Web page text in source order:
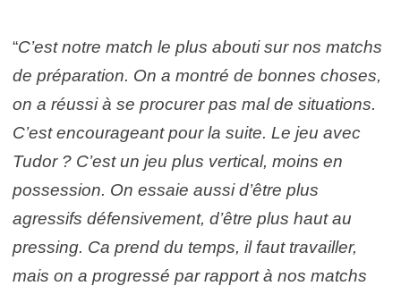
“C’est notre match le plus abouti sur nos matchs
de préparation. On a montré de bonnes choses,
on a réussi à se procurer pas mal de situations.
C’est encourageant pour la suite. Le jeu avec
Tudor ? C’est un jeu plus vertical, moins en
possession. On essaie aussi d’être plus
agressifs défensivement, d’être plus haut au
pressing. Ca prend du temps, il faut travailler,
mais on a progressé par rapport à nos matchs